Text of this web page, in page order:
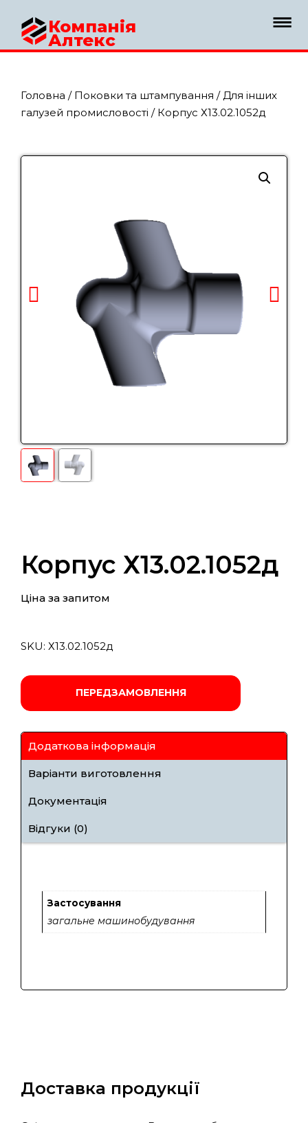
Компанія
Алтекс
Головна / Поковки та штампування /Для інших
галузей промисловості / Корпус Х13.02.1052д
Корпус Х13.02.1052д
Ціна за запитом
SKU: Х13.02.1052д
ПЕРЕДЗАМОВЛЕННЯ
Додаткова інформація
Варіанти виготовлення
Документація
Відгуки (0)
Застосування
загальне машинобудування
Доставка продукції